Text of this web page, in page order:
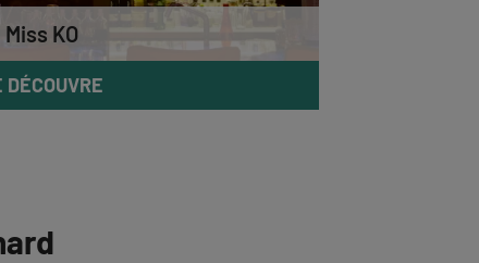
Miss KO